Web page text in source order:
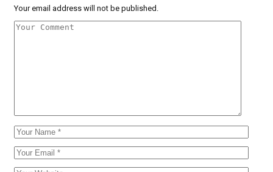
Your email address will not be published.